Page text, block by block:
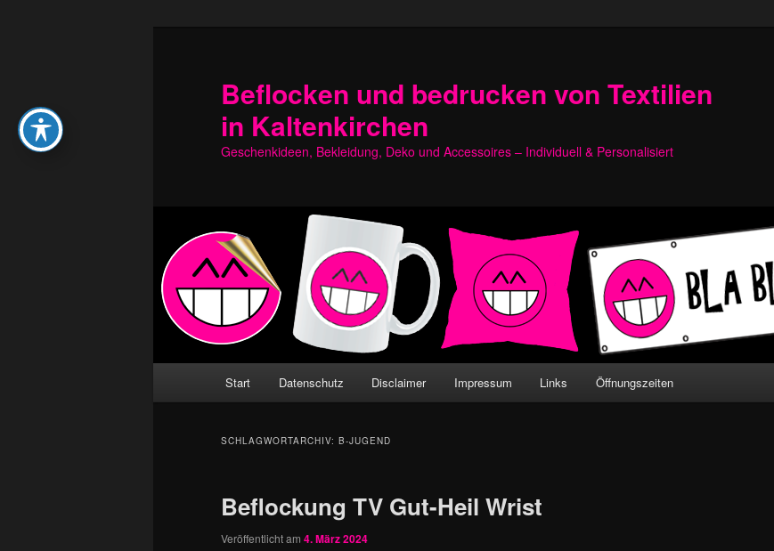
Beflocken und bedrucken von Textilien
in Kaltenkirchen
Geschenkideen, Bekleidung, Deko und Accessoires – Individuell & Personalisiert
Start Datenschutz Disclaimer Impressum Links Öffnungszeiten
SCHLAGWORTARCHIV: B-JUGEND
Beflockung TV Gut-Heil Wrist
Veröffentlicht am 4. März 2024